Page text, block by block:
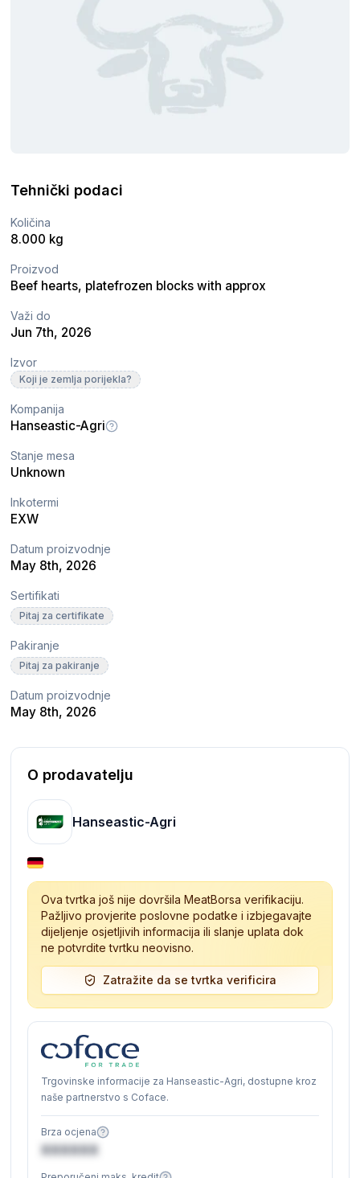
Tehnički podaci
Količina
8.000 kg
Proizvod
Beef hearts, platefrozen blocks with approx
Važi do
Jun 7th, 2026
Izvor
Koji je zemlja porijekla?
Kompanija
Hanseastic-Agri
Stanje mesa
Unknown
Inkotermi
EXW
Datum proizvodnje
May 8th, 2026
Sertifikati
Pitaj za certifikate
Pakiranje
Pitaj za pakiranje
Datum proizvodnje
May 8th, 2026
O prodavatelju
Hanseastic-Agri
Ova tvrtka još nije dovršila MeatBorsa verifikaciju.
Pažljivo provjerite poslovne podatke i izbjegavajte
dijeljenje osjetljivih informacija ili slanje uplata dok
ne potvrdite tvrtku neovisno.
Zatražite da se tvrtka verificira
Trgovinske informacije za Hanseastic-Agri, dostupne kroz
naše partnerstvo s Coface.
Brza ocjena
XXXXXX